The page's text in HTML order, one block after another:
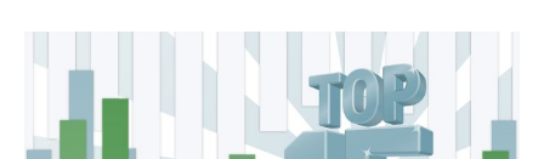
Inhaltskarousell
für
Inhalte
Inhaltskarussell
überspringen